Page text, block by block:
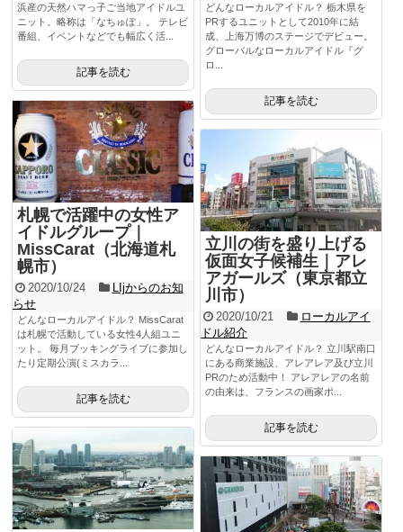
浜産の天然ハマっ子ご当地アイドルユ
ニット。略称は「なちゅぽ」。 テレビ
番組、イベントなどでも幅広く活...
記事を読む
どんなローカルアイドル？ 栃木県を
PRするユニットとして2010年に結
成、上海万博のステージでデビュー。
グローバルなローカルアイドル『グ
ロ...
記事を読む
札幌で活躍中の女性ア
イドルグループ｜
MissCarat（北海道札
幌市）
2020/10/24
LIjからのお知
らせ
どんなローカルアイドル？ MissCarat
は札幌で活動している女性4人組ユニ
ット。 毎月ブッキングライブに参加し
たり定期公演(ミスカラ...
記事を読む
立川の街を盛り上げる
仮面女子候補生｜アレ
アガールズ（東京都立
川市）
2020/10/21
ローカルアイ
ドル紹介
どんなローカルアイドル？ 立川駅南口
にある商業施設、アレアレア及び立川
PRのため活動中！ アレアレアの名前
の由来は、フランスの画家ポ...
記事を読む